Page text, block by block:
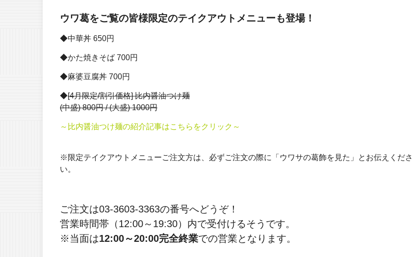
ウワ葛をご覧の皆様限定のテイクアウトメニューも登場！
◆中華丼 650円
◆かた焼きそば 700円
◆麻婆豆腐丼 700円
◆[4月限定/割引価格] 比内醤油つけ麺
(中盛) 800円 / (大盛) 1000円
～比内醤油つけ麺の紹介記事はこちらをクリック～
※限定テイクアウトメニューご注文方は、必ずご注文の際に「ウワサの葛飾を見た」とお伝えくださ
い。
ご注文は03-3603-3363の番号へどうぞ！
営業時間帯（12:00～19:30）内で受付けるそうです。
※当面は12:00～20:00完全終業での営業となります。